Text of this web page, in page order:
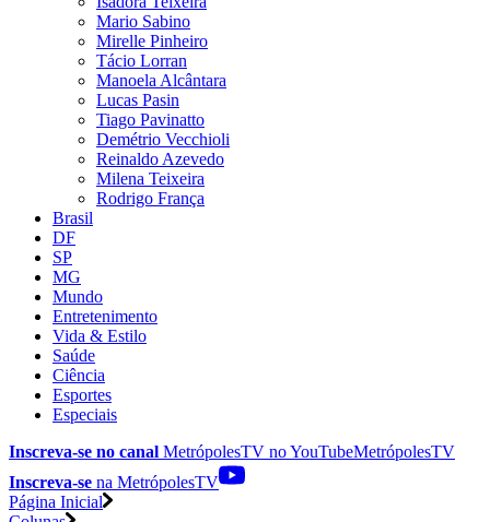
Mario Sabino
Mirelle Pinheiro
Tácio Lorran
Manoela Alcântara
Lucas Pasin
Tiago Pavinatto
Demétrio Vecchioli
Reinaldo Azevedo
Milena Teixeira
Rodrigo França
Brasil
DF
SP
MG
Mundo
Entretenimento
Vida & Estilo
Saúde
Ciência
Esportes
Especiais
Inscreva-se no canal MetrópolesTV noYouTubeMetrópolesTV
Inscreva-se na MetrópolesTV
Página Inicial